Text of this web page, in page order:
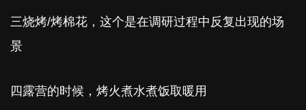
三烧烤/烤棉花，这个是在调研过程中反复出现的场
景
四露营的时候，烤火煮水煮饭取暖用